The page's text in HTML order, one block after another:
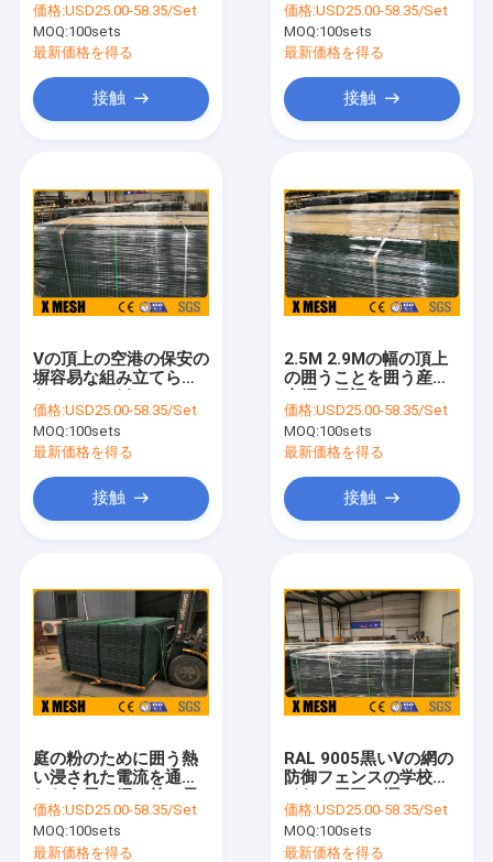
溶接された鋼鉄格子
Gabionの金網
窓スクリーンの網
構造の金網
電流を通された溶接された網
編まれた金網
金属の農場の塀
防御バリア
価格:USD25.00-58.35/Set
MOQ:100sets
最新価格を得る
接触
の網を粉にしなさい
価格:USD25.00-58.35/Set
MOQ:100sets
最新価格を得る
接触
Vの頂上の空港の保安の
塀容易な組み立てられ
価格:USD25.00-58.35/Set
MOQ:100sets
最新価格を得る
接触
2.5M 2.9Mの幅の頂上
の囲うことを囲う産業
価格:USD25.00-58.35/Set
MOQ:100sets
最新価格を得る
接触
庭の粉のために囲う熱
い浸された電流を通さ
流を通されて塗った
価格:USD25.00-58.35/Set
MOQ:100sets
最新価格を得る
RAL 9005黒いVの網の
防御フェンスの学校ワ
価格:USD25.00-58.35/Set
MOQ:100sets
最新価格を得る